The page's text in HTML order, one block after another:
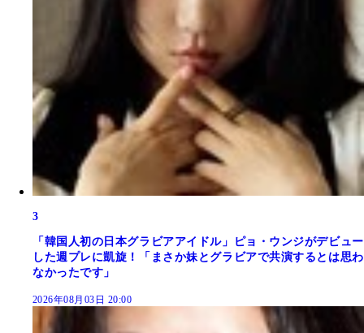
3
「韓国人初の日本グラビアアイドル」ピョ・ウンジがデビュー
した週プレに凱旋！「まさか妹とグラビアで共演するとは思わ
なかったです」
2026年08月03日 20:00